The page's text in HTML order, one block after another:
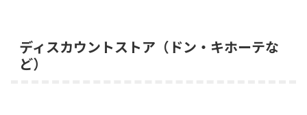
ディスカウントストア（ドン・キホーテな
ど）